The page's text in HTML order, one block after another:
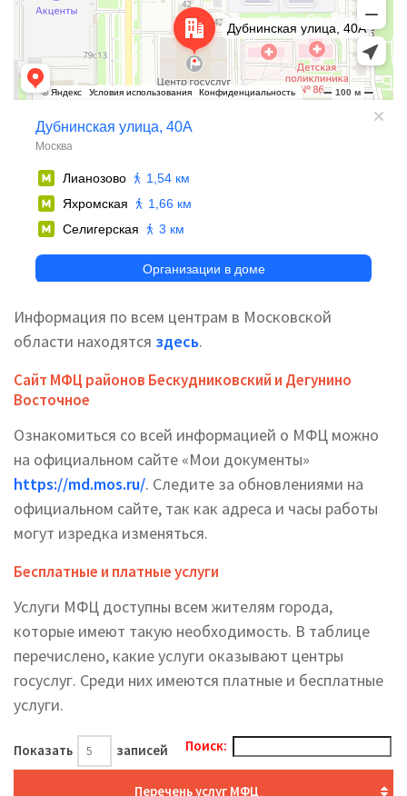
Информация по всем центрам в Московской
области находятся здесь.
Сайт МФЦ районов Бескудниковский и Дегунино
Восточное
Ознакомиться со всей информацией о МФЦ можно
на официальном сайте «Мои документы»
https://md.mos.ru/. Следите за обновлениями на
официальном сайте, так как адреса и часы работы
могут изредка изменяться.
Бесплатные и платные услуги
Услуги МФЦ доступны всем жителям города,
которые имеют такую необходимость. В таблице
перечислено, какие услуги оказывают центры
госуслуг. Среди них имеются платные и бесплатные
услуги.
Показать записей Поиск:
Перечень услуг МФЦ